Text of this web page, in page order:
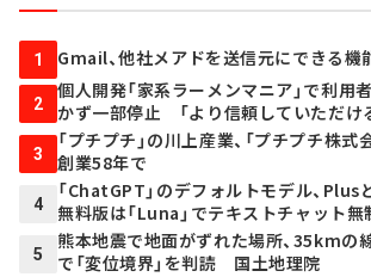
1 Gmail、他社メアドを送信元にできる機
2
個人開発「家系ラーメンマニア」で利
かず一部停止 「より信頼していただけ
3
「プチプチ」の川上産業、「プチプチ株
創業58年で
4
「ChatGPT」のデフォルトモデル、Plus
無料版は「Luna」でテキストチャット無
5
熊本地震で地面がずれた場所、35km
で「変位境界」を判読 国土地理院